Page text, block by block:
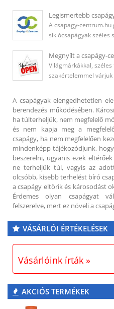
Legismertebb
A csapagy-
siklócsapágyak széles
Megnyílt a csapágy-
Világmárkákkal,
szakértelemmel
A csapágyak elengedhetetlen
berendezés működésében.
ha túlterheljük, nem megfelelő
és nem kapja meg a
csapágy, ha nem megfelelően
mindenképp tájékozódjunk,
beszerelni, ugyanis ezek
ne terheljük túl, vagyis az
olcsóbb, kisebb terhelést bíró
a csapágy eltörik és károsodást
Érdemes olyan csapágyat
felszerelve, mert ez növeli a
VÁSÁRLÓI ÉRTÉKELÉSEK
Vásárlóink írták »
AKCIÓS TERMÉKEK